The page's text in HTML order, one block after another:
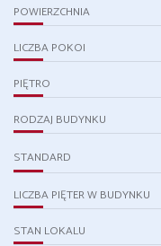
POWIERZCHNIA
LICZBA POKOI
PIĘTRO
RODZAJ BUDYNKU
STANDARD
LICZBA PIĘTER W BUDYNKU
STAN LOKALU